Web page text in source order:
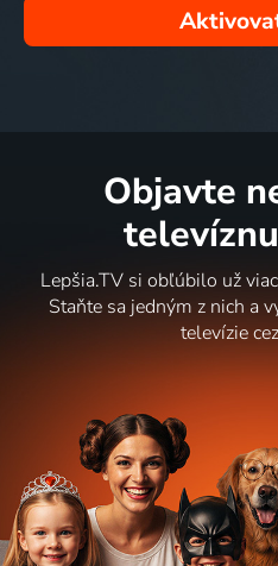
Objavte
Lepšia.TV si obľúbilo už
Staňte sa jedným z nich a
televízie